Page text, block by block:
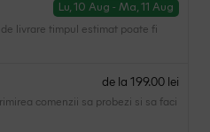
Lu, 10 Aug - Ma, 11 Aug
livrare timpul estimat poate fi
de la 199.00 lei
comenzii sa probezi si sa faci